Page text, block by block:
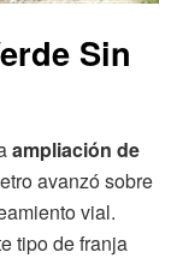
Sin
ampliación de
avanzó sobre
vial.
tipo de franja